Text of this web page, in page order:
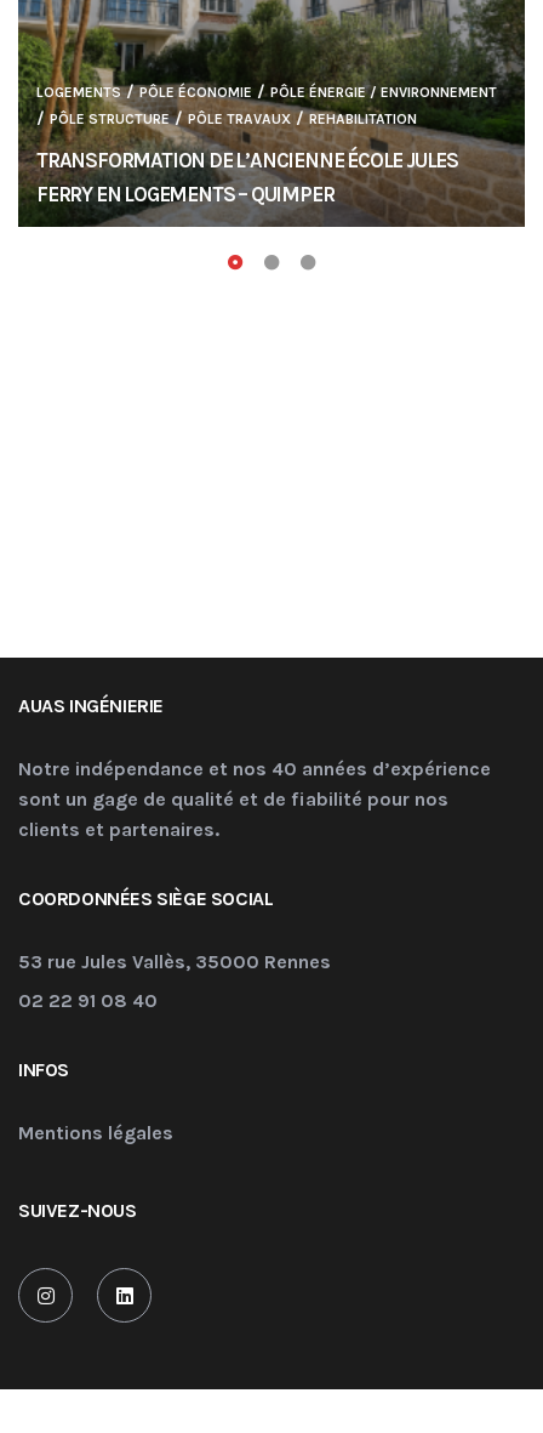
LOGEMENTS/PÔLE ÉCONOMIE / PÔLE ÉNERGIE / ENVIRONNEMENT
/ PÔLE STRUCTURE/PÔLE TRAVAUX/REHABILITATION
TRANSFORMATION DE L’ANCIENNE ÉCOLE JULES
FERRY EN LOGEMENTS – QUIMPER
AUAS INGÉNIERIE
Notre indépendance et nos 40 années d’expérience
sont un gage de qualité et de fiabilité pour nos
clients et partenaires.
COORDONNÉES SIÈGE SOCIAL
53 rue Jules Vallès, 35000 Rennes
02 22 91 08 40
INFOS
Mentions légales
SUIVEZ-NOUS